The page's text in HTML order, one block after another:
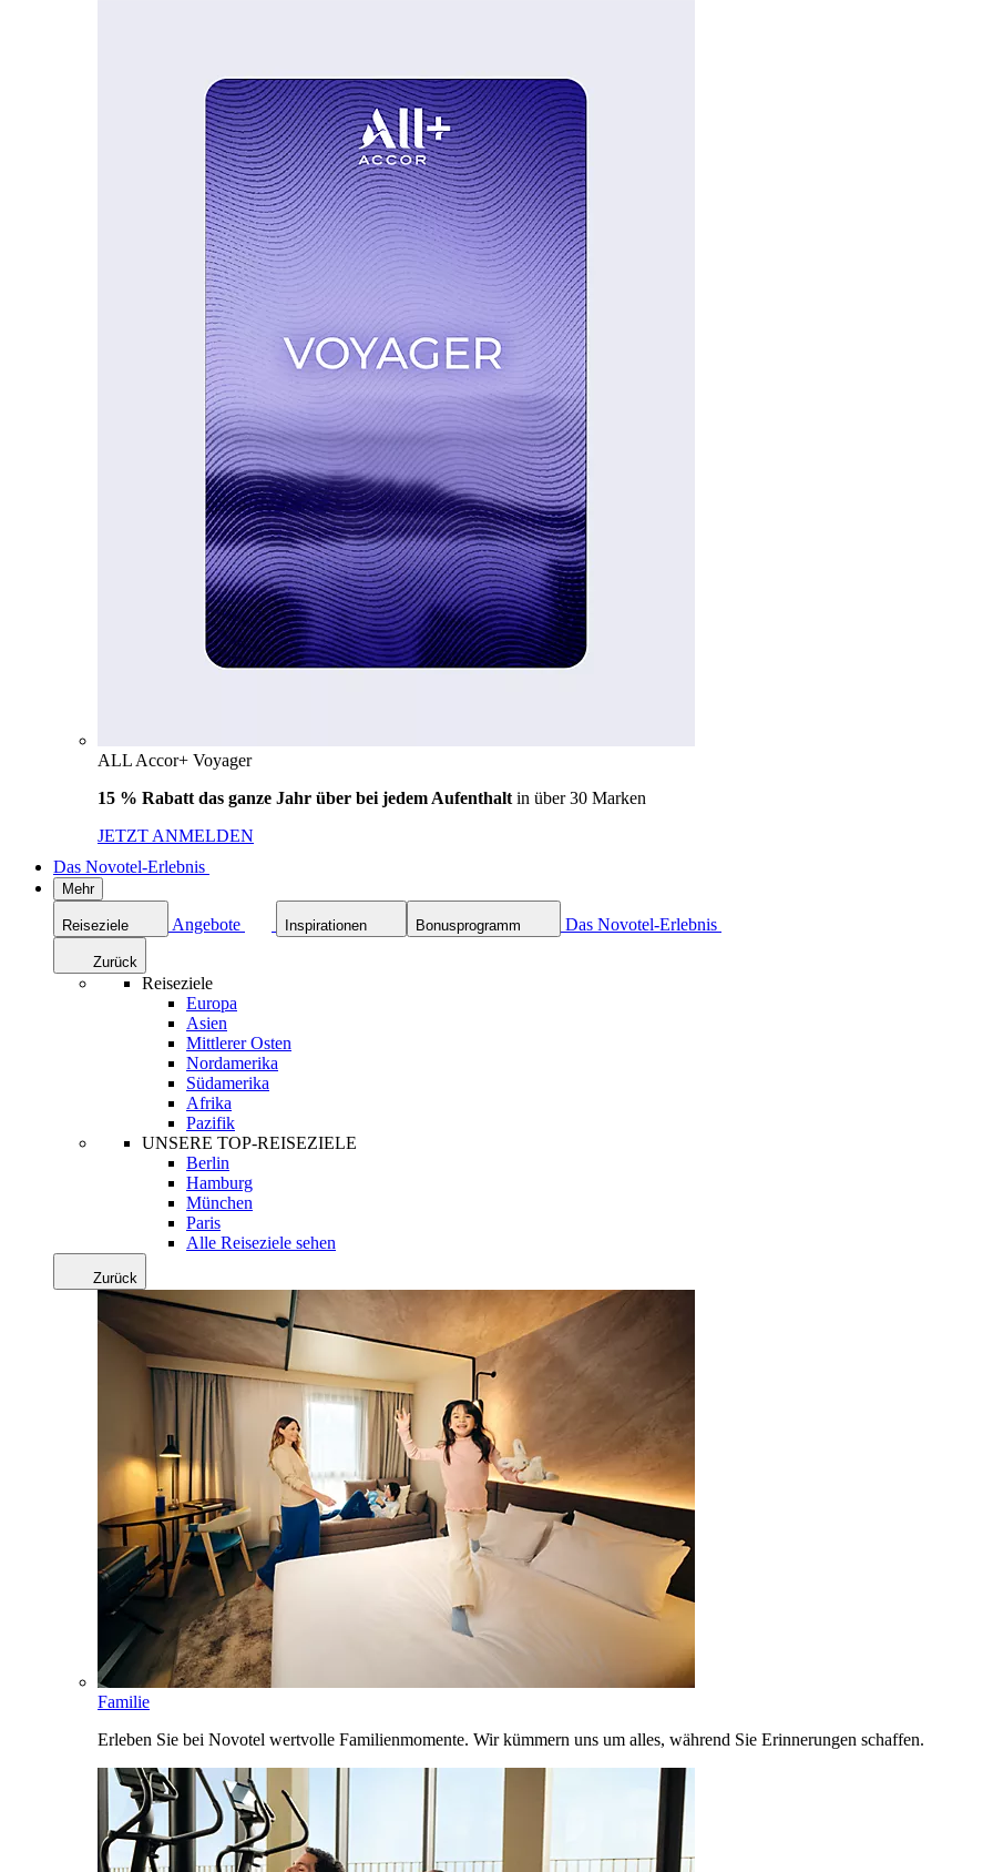
ALL Accor+ Voyager
15 % Rabatt das ganze Jahr über bei jedem Aufenthalt in über 30 Marken
JETZT ANMELDEN
Das Novotel-Erlebnis
Mehr
Reiseziele Angebote Inspirationen Bonusprogramm Das Novotel-Erlebnis
Zurück
Reiseziele
Europa
Asien
Mittlerer Osten
Nordamerika
Südamerika
Afrika
Pazifik
UNSERE TOP-REISEZIELE
Berlin
Hamburg
München
Paris
Alle Reiseziele sehen
Zurück
Familie
Erleben Sie bei Novotel wertvolle Familienmomente. Wir kümmern uns um alles, während Sie Erinnerungen schaffen.